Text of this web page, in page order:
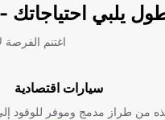
يلبي احتياجاتك
اغتنم الفرصة
سيارات اقتصادية
من طراز مدمج وموفر للوقود